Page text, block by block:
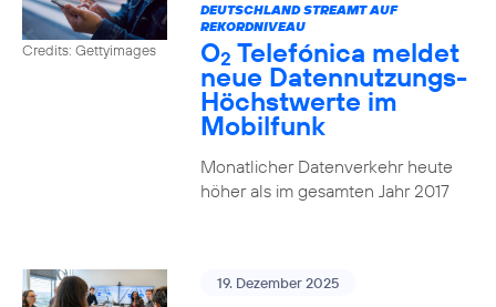
Credits: Gettyimages
DEUTSCHLAND STREAMT AUF
REKORDNIVEAU
O2 Telefónica meldet
neue Datennutzungs-
Höchstwerte im
Mobilfunk
Monatlicher Datenverkehr heute
höher als im gesamten Jahr 2017
19. Dezember 2025